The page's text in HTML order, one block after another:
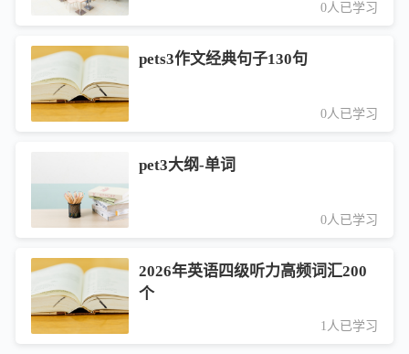
0人已学习
pets3作文经典句子130句
0人已学习
pet3大纲-单词
0人已学习
2026年英语四级听力高频词汇200
个
1人已学习